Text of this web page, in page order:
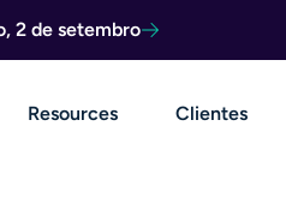
2 de setembro
Resources Clientes